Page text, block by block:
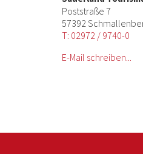
Poststraße 7
57392
T: 02972 / 9740-0
E-Mail schreiben...